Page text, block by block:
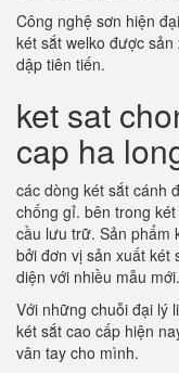
Công nghệ sơn hiện
két sắt welko được
dập tiên tiến.
ket sat
cap ha
các dòng két sắt cánh
chống gỉ. bên trong
cầu lưu trữ. Sản phẩm
bởi đơn vị sản xuất két
diện với nhiều mẫu mới.
Với những chuỗi đại lý
két sắt cao cấp hiện
vân tay cho mình.